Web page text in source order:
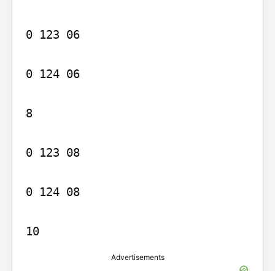
0 123 06
0 124 06
8
0 123 08
0 124 08
10
Advertisements